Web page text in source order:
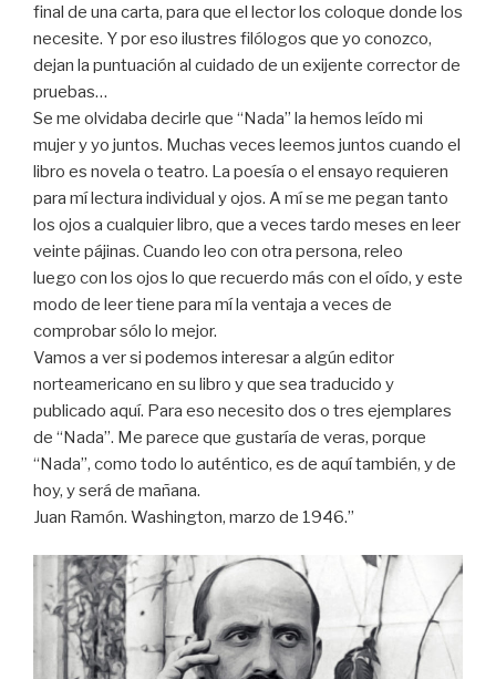
final de una carta, para que el lector los coloque donde los
necesite. Y por eso ilustres filólogos que yo conozco,
dejan la puntuación al cuidado de un exijente corrector de
pruebas…
Se me olvidaba decirle que “Nada” la hemos leído mi
mujer y yo juntos. Muchas veces leemos juntos cuando el
libro es novela o teatro. La poesía o el ensayo requieren
para mí lectura individual y ojos. A mí se me pegan tanto
los ojos a cualquier libro, que a veces tardo meses en leer
veinte pájinas. Cuando leo con otra persona, releo
luego con los ojos lo que recuerdo más con el oído, y este
modo de leer tiene para mí la ventaja a veces de
comprobar sólo lo mejor.
Vamos a ver si podemos interesar a algún editor
norteamericano en su libro y que sea traducido y
publicado aquí. Para eso necesito dos o tres ejemplares
de “Nada”. Me parece que gustaría de veras, porque
“Nada”, como todo lo auténtico, es de aquí también, y de
hoy, y será de mañana.
Juan Ramón. Washington, marzo de 1946.”